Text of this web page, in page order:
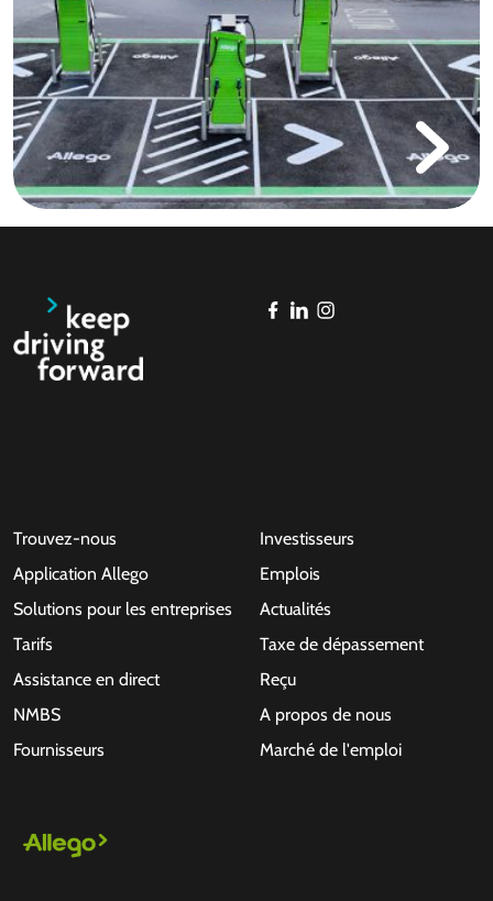
Trouvez-nous
Application Allego
Solutions pour les entreprises
Tarifs
Assistance en direct
NMBS
Fournisseurs
Investisseurs
Emplois
Actualités
Taxe de dépassement
Reçu
A propos de nous
Marché de l'emploi